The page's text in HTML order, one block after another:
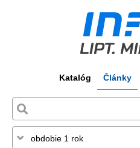
Katalóg Články